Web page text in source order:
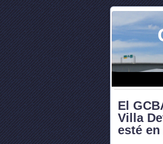
El
Villa
esté